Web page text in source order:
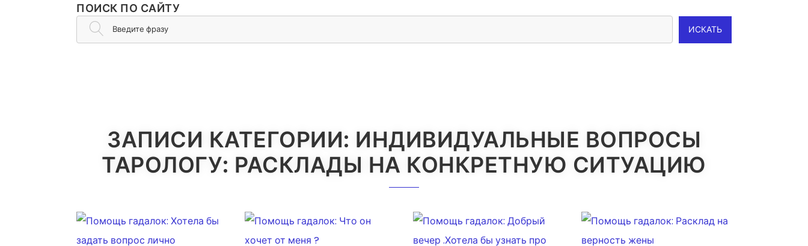
ПОИСК ПО САЙТУ
Введите фразу ИСКАТЬ
ЗАПИСИ КАТЕГОРИИ: ИНДИВИДУАЛЬНЫЕ ВОПРОСЫ
ТАРОЛОГУ: РАСКЛАДЫ НА КОНКРЕТНУЮ СИТУАЦИЮ